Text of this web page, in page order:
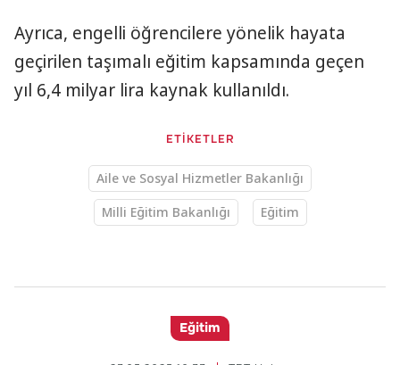
Ayrıca, engelli öğrencilere yönelik hayata
geçirilen taşımalı eğitim kapsamında geçen
yıl 6,4 milyar lira kaynak kullanıldı.
ETİKETLER
Aile ve Sosyal Hizmetler Bakanlığı
Milli Eğitim Bakanlığı
Eğitim
Eğitim